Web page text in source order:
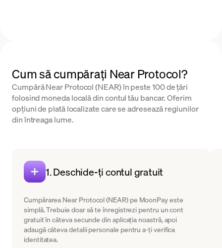
Cum să cumpărați Near Protocol?
Cumpără Near Protocol (NEAR) în peste 100 de țări
folosind moneda locală din contul tău bancar. Oferim
opțiuni de plată localizate care se adresează regiunilor
din întreaga lume.
1. Deschide-ți contul gratuit
Cumpărarea Near Protocol (NEAR) pe MoonPay este
simplă. Trebuie doar să te înregistrezi pentru un cont
gratuit în câteva secunde din aplicația noastră, apoi
adaugă câteva detalii personale pentru a-ți verifica
identitatea.